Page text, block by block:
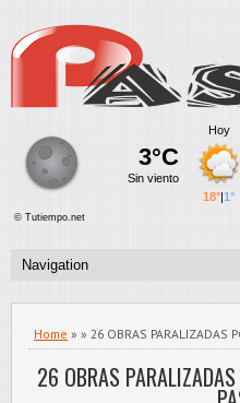
Home » » 26 OBRAS PARALIZADAS
26 OBRAS